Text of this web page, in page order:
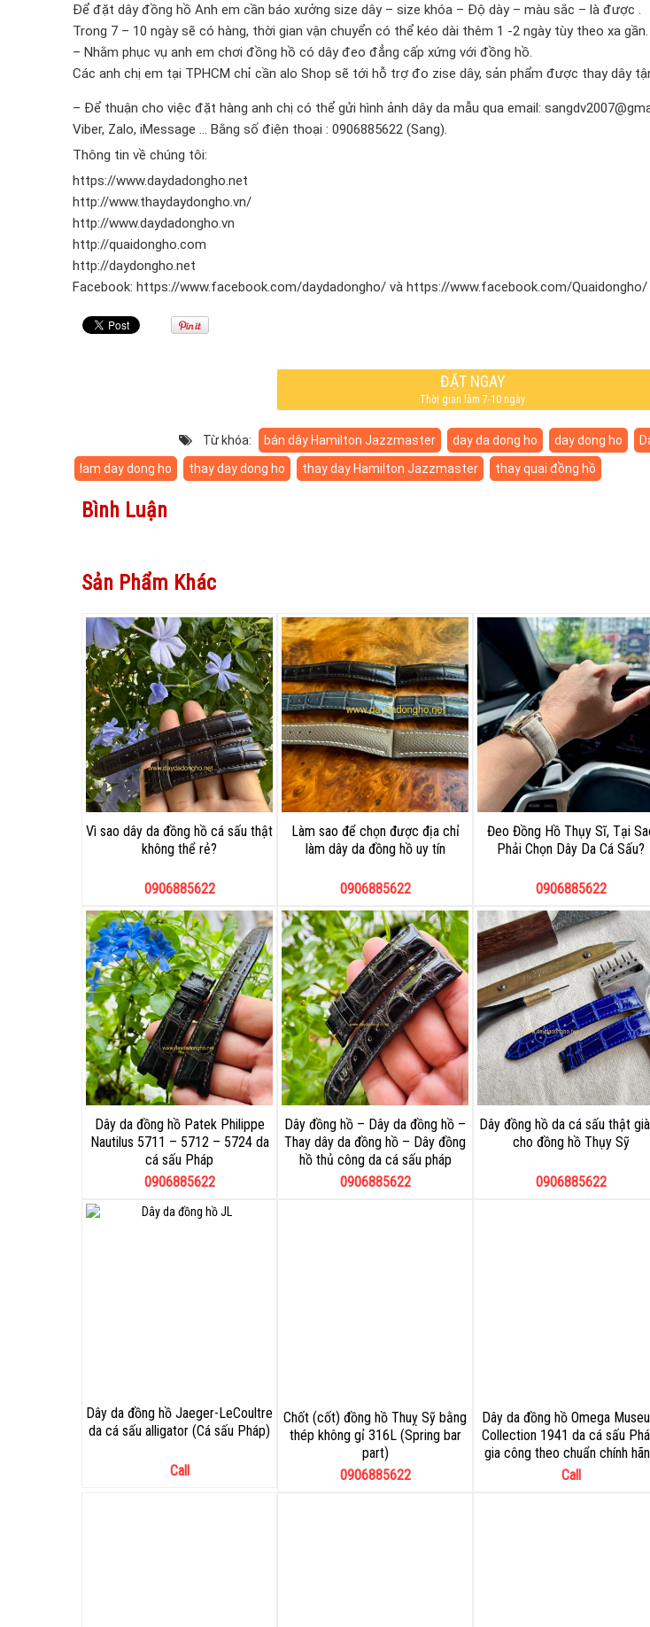
Để đặt dây đồng hồ Anh em cần báo xưởng size dây – size khóa – Độ dày – màu sắc – là được .
Trong 7 – 10 ngày sẽ có hàng, thời gian vận chuyển có thể kéo dài thêm 1 -2 ngày tùy theo xa gần.
– Nhằm phục vụ anh em chơi đồng hồ có dây đeo đẳng cấp xứng với đồng hồ.
Các anh chị em tại TPHCM chỉ cần alo Shop sẽ tới hỗ trợ đo zise dây, sản phẩm được thay dây
– Để thuận cho việc đặt hàng anh chị có thể gửi hình ảnh dây da mẫu qua email:
Viber, Zalo, iMessage … Bằng số điện thoại : 0906885622 (Sang).
Thông tin về chúng tôi:
https://www.daydadongho.net
http://www.thaydaydongho.vn/
http://www.daydadongho.vn
http://quaidongho.com
http://daydongho.net
Facebook: https://www.facebook.com/daydadongho/ và https://www.facebook.com/Quaidongho/
ĐẶT NGAY
Thời gian làm 7-10 ngày
Từ khóa: bán dây Hamilton Jazzmaster day da dong ho day dong ho
lam day dong ho
thay day dong ho thay day Hamilton Jazzmaster thay quai đồng hồ
Bình Luận
Sản Phẩm Khác
Vì sao dây da đồng hồ cá sấu thật
không thể rẻ?
0906885622
Làm sao để chọn được địa chỉ
làm dây da đồng hồ uy tín
0906885622
Đeo Đồng Hồ Thụy Sĩ, Tại
Phải Chọn Dây Da Cá Sấu?
0906885622
Dây da đồng hồ Patek Philippe
Nautilus 5711 – 5712 – 5724 da
cá sấu Pháp
0906885622
Dây đồng hồ – Dây da đồng hồ –
Thay dây da đồng hồ – Dây đồng
hồ thủ công da cá sấu pháp
0906885622
Dây đồng hồ da cá sấu thật
cho đồng hồ Thụy Sỹ
0906885622
Dây da đồng hồ Jaeger-LeCoultre
da cá sấu alligator (Cá sấu Pháp)
Call
Chốt (cốt) đồng hồ Thuỵ Sỹ bằng
thép không gỉ 316L (Spring bar
part)
0906885622
Dây da đồng hồ Omega
Collection 1941 da cá sấu
gia công theo chuẩn chính
Call